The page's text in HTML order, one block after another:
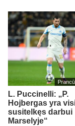
L. Puccinelli: „P.
Hojbergas yra
susitelkęs darbui
Marselyje“